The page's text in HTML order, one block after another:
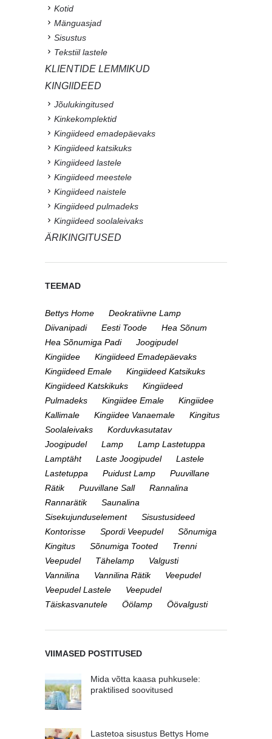
Kotid
Mänguasjad
Sisustus
Tekstiil lastele
KLIENTIDE LEMMIKUD
KINGIIDEED
Jõulukingitused
Kinkekomplektid
Kingiideed emadepäevaks
Kingiideed katsikuks
Kingiideed lastele
Kingiideed meestele
Kingiideed naistele
Kingiideed pulmadeks
Kingiideed soolaleivaks
ÄRIKINGITUSED
TEEMAD
Bettys Home
Deokratiivne Lamp
Diivanipadi
Eesti Toode
Hea Sõnum
Hea Sõnumiga Padi
Joogipudel
Kingiidee
Kingiideed Emadepäevaks
Kingiideed Emale
Kingiideed Katsikuks
Kingiideed Katskikuks
Kingiideed
Pulmadeks
Kingiidee Emale
Kingiidee
Kallimale
Kingiidee Vanaemale
Kingitus
Soolaleivaks
Korduvkasutatav
Joogipudel
Lamp
Lamp Lastetuppa
Lamptäht
Laste Joogipudel
Lastele
Lastetuppa
Puidust Lamp
Puuvillane
Rätik
Puuvillane Sall
Rannalina
Rannarätik
Saunalina
Sisekujunduselement
Sisustusideed
Kontorisse
Spordi Veepudel
Sõnumiga
Kingitus
Sõnumiga Tooted
Trenni
Veepudel
Tähelamp
Valgusti
Vannilina
Vannilina Rätik
Veepudel
Veepudel Lastele
Veepudel
Täiskasvanutele
Öölamp Öövalgusti
VIIMASED POSTITUSED
Mida võtta kaasa puhkusele:
praktilised soovitused
Lastetoa sisustus Bettys Home